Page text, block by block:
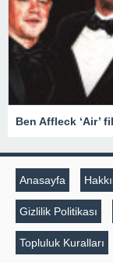
Anasayfa
Gizlilik Politikası
Topluluk Kuralları